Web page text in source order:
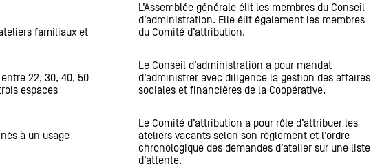
familiaux et
22, 30, 40, 50
espaces
à un usage
L’Assemblée générale élit les membres du Conseil
d’administration. Elle élit également les membres
du Comité d’attribution.
Le Conseil d’administration a pour mandat
d’administrer avec diligence la gestion des affaires
sociales et financières de la Coopérative.
Le Comité d’attribution a pour rôle d’attribuer les
ateliers vacants selon son règlement et l’ordre
chronologique des demandes d’atelier sur une liste
d’attente.